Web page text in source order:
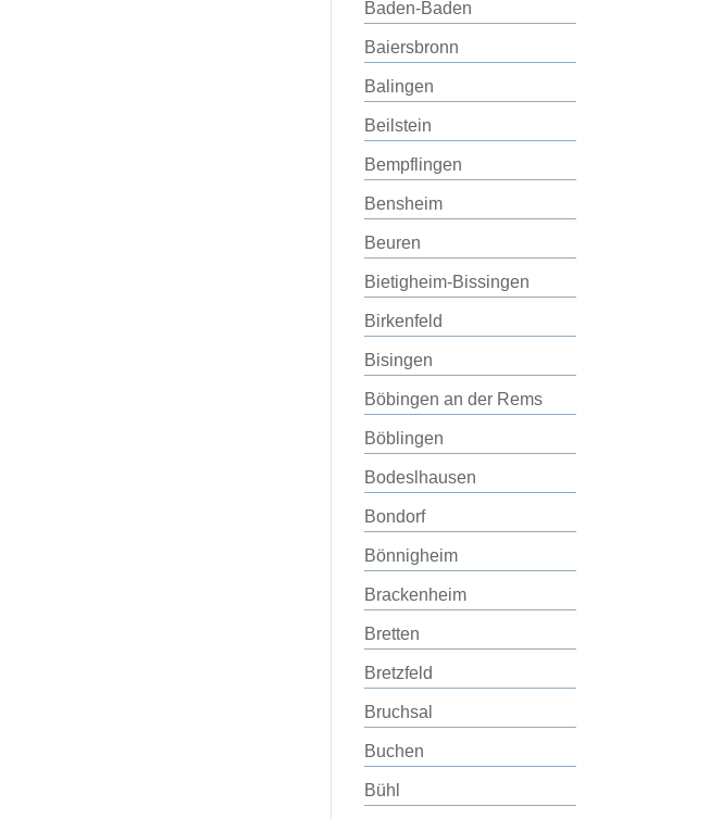
Baden-Baden
Baiersbronn
Balingen
Beilstein
Bempflingen
Bensheim
Beuren
Bietigheim-Bissingen
Birkenfeld
Bisingen
Böbingen an der Rems
Böblingen
Bodeslhausen
Bondorf
Bönnigheim
Brackenheim
Bretten
Bretzfeld
Bruchsal
Buchen
Bühl